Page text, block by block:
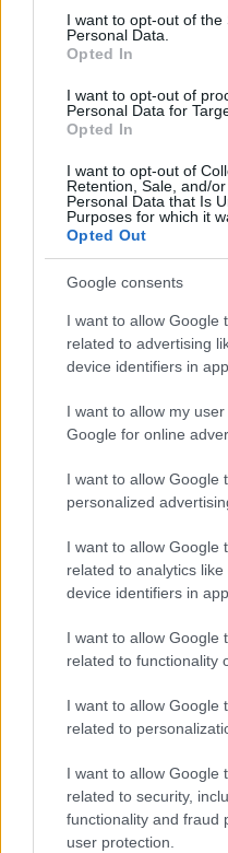
consent section.
I want to opt-out of the
Personal Data.
Opted In
I want to opt-out of
Personal Data for
Opted In
I want to opt-out of
Retention, Sale, and/
Personal Data that Is
Purposes for which it
Opted Out
Google consents
I want to allow Google
related to advertising
device identifiers in
I want to allow my
Google for online
I want to allow Google
personalized
I want to allow Google
related to analytics
device identifiers in
I want to allow Google
related to functionality
I want to allow Google
related to
I want to allow Google
related to security,
functionality and fraud
user protection.
Condividi l'articolo
F
a
ce
b
o
o
k
T
w
it
te
r
Pi
n
te
re
st
p
p
NOTIZIE RECENTI
Calangianus,
accoglienza
Olbia, divieto
esplode la
Pausa caffè
soluzione
Monte Pino, la
Raid nelle
la rete elettrica